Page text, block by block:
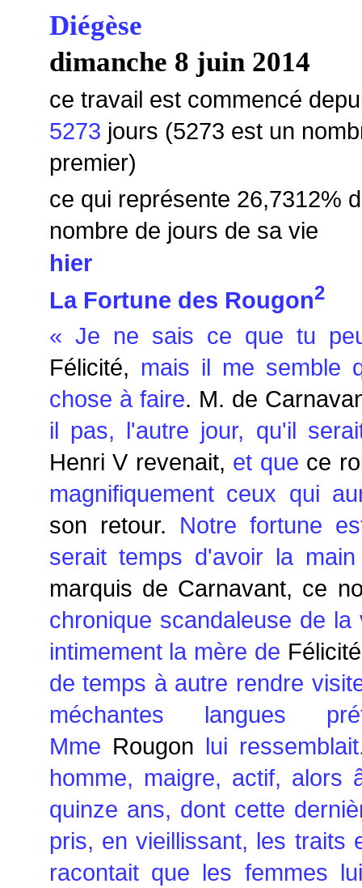
Diégèse
dimanche 8 juin 2014
ce travail est commencé
5273 jours (5273 est un
premier)
ce qui représente 26,7312%
nombre de jours de sa vie
hier
La Fortune des Rougon2
« Je ne sais ce que tu
Félicité, mais il me semble
chose à faire. M. de
il pas, l'autre jour, qu'il
Henri V revenait, et que ce
magnifiquement ceux qui
son retour. Notre fortune
serait temps d'avoir la
marquis de Carnavant, ce
chronique scandaleuse de la
intimement la mère de
de temps à autre rendre
méchantes langues
Mme Rougon lui
homme, maigre, actif, alors
quinze ans, dont cette
pris, en vieillissant, les traits
racontait que les femmes